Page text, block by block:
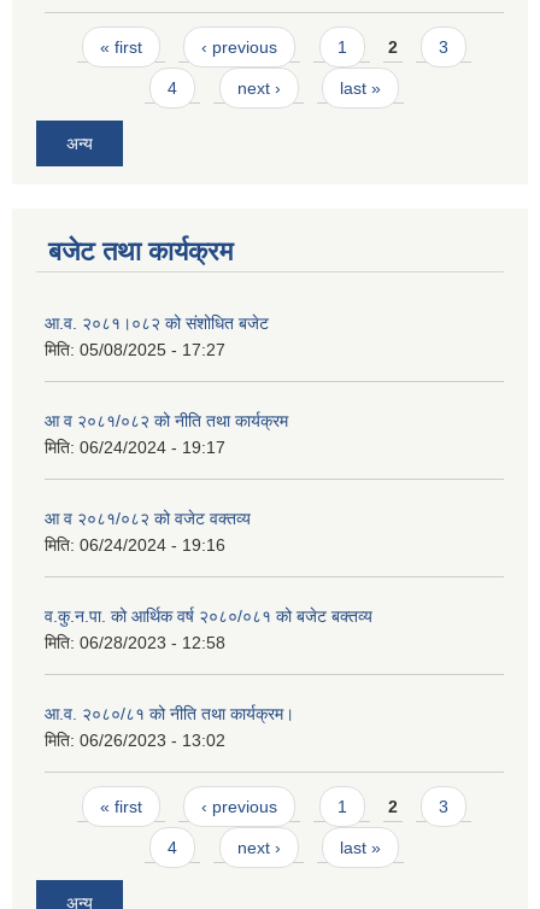
Pages
« first ‹ previous 1 2 3
4 next › last »
अन्य
बजेट तथा कार्यक्रम
आ.व. २०८१।०८२ को संशोधित बजेट
मिति: 05/08/2025 - 17:27
आ व २०८१/०८२ को नीति तथा कार्यक्रम
मिति: 06/24/2024 - 19:17
आ व २०८१/०८२ को वजेट वक्तव्य
मिति: 06/24/2024 - 19:16
व.कु.न.पा. को आर्थिक वर्ष २०८०/०८१ को बजेट बक्तव्य
मिति: 06/28/2023 - 12:58
आ.व. २०८०/८१ को नीति तथा कार्यक्रम।
मिति: 06/26/2023 - 13:02
Pages
« first ‹ previous 1 2 3
4 next › last »
अन्य